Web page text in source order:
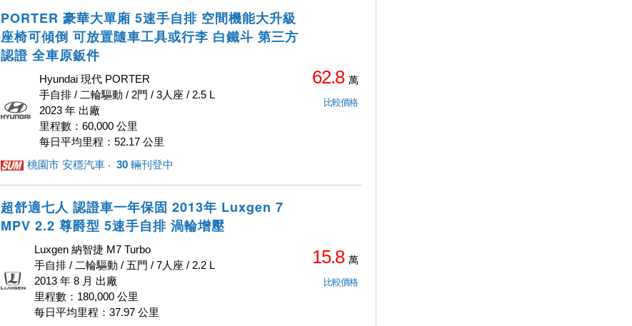
PORTER 豪華大單廂 5速手自排 空間機能大升級
座椅可傾倒 可放置隨車工具或行李 白鐵斗 第三方
認證 全車原鈑件
Hyundai 現代 PORTER
手自排 / 二輪驅動 / 2門 / 3人座 / 2.5 L
2023 年 出廠
里程數：60,000 公里
每日平均里程：52.17 公里
桃園市 安穩汽車 · ‎ 30 輛刊登中
62.8 萬
比較價格
超舒適七人 認證車一年保固 2013年 Luxgen 7
MPV 2.2 尊爵型 5速手自排 渦輪增壓
Luxgen 納智捷 M7 Turbo
手自排 / 二輪驅動 / 五門 / 7人座 / 2.2 L
2013 年 8 月 出廠
里程數：180,000 公里
每日平均里程：37.97 公里
15.8 萬
比較價格